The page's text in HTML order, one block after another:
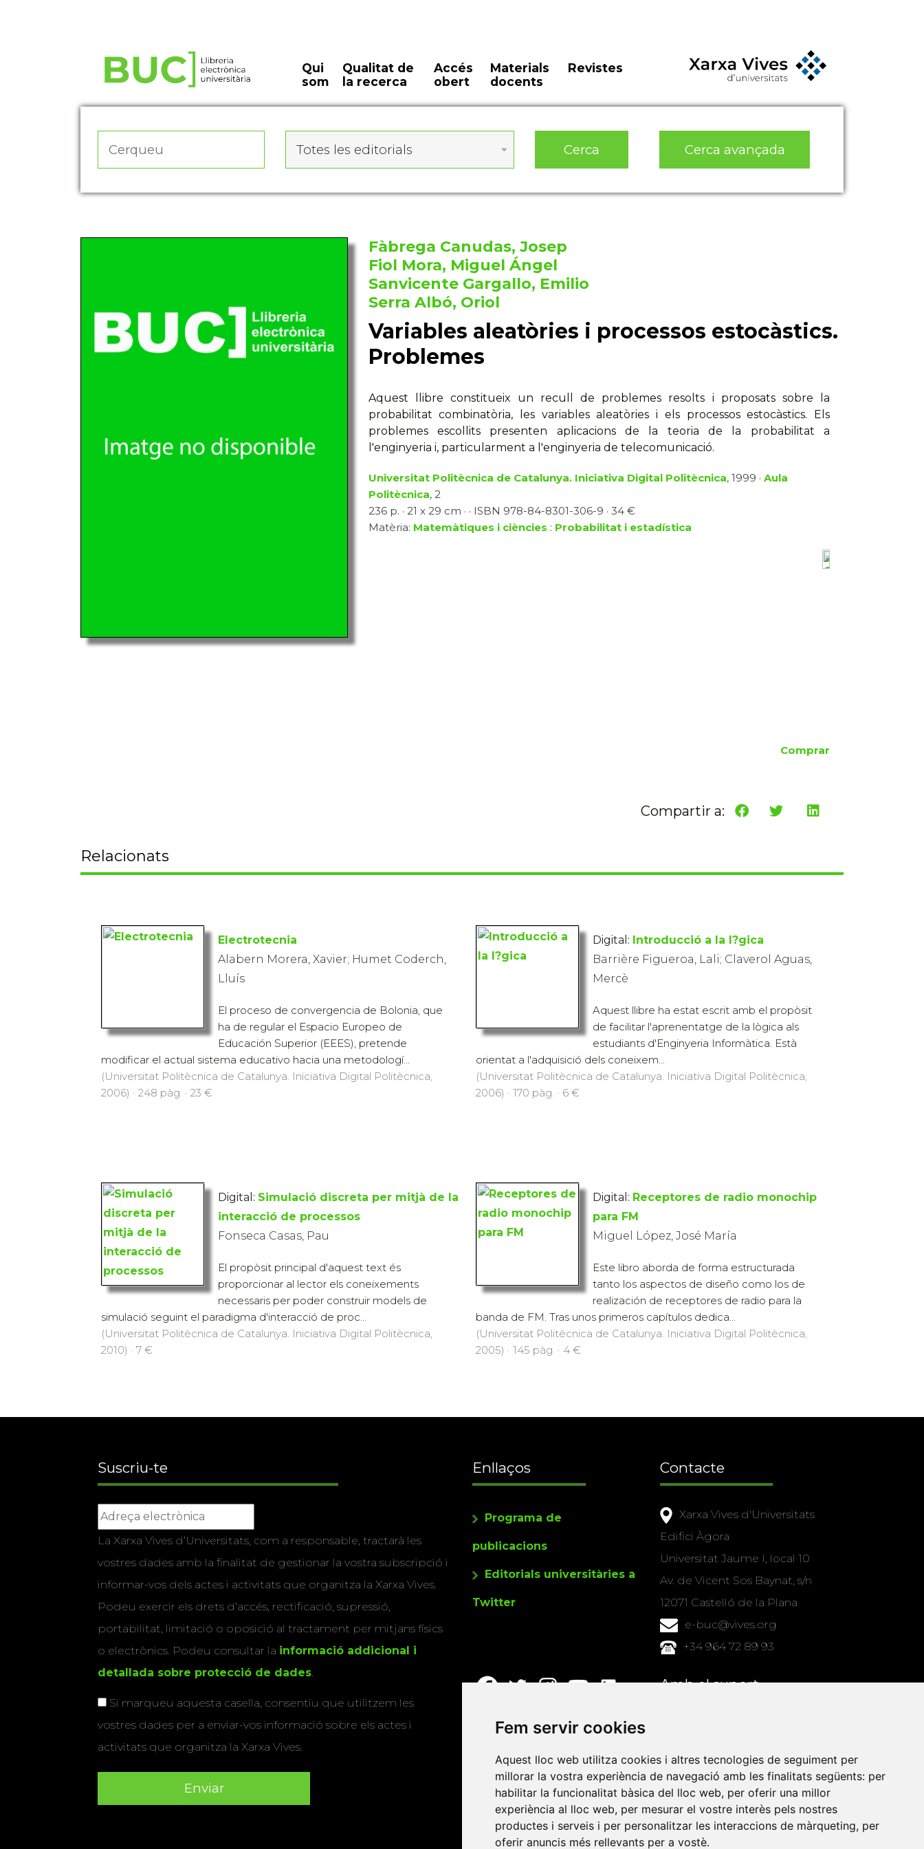
Fem servir cookies
Aquest lloc web utilitza cookies i altres tecnologies de seguiment per
millorar la vostra experiència de navegació amb les finalitats següents: per
habilitar la funcionalitat bàsica del lloc web, per oferir una millor
experiència al lloc web, per mesurar el vostre interès pels nostres
productes i serveis i per personalitzar les interaccions de màrqueting, per
oferir anuncis més rellevants per a vostè.
Qui
som
Qualitat de
la recerca
Accés
obert
Materials
docents
Revistes
Totes les editorials Cerca Cerca avançada
Fàbrega Canudas, Josep
Fiol Mora, Miguel Ángel
Sanvicente Gargallo, Emilio
Serra Albó, Oriol
Variables aleatòries i processos estocàstics.
Problemes
Aquest llibre constitueix un recull de problemes resolts i proposats sobre la
probabilitat combinatòria, les variables aleatòries i els processos estocàstics. Els
problemes escollits presenten aplicacions de la teoria de la probabilitat a
l'enginyeria i, particularment a l'enginyeria de telecomunicació.
Universitat Politècnica de Catalunya. Iniciativa Digital Politècnica, 1999 · Aula
Politècnica, 2
236 p. · 21 x 29 cm · · ISBN 978-84-8301-306-9 · 34 €
Matèria: Matemàtiques i ciències : Probabilitat i estadística
Comprar
Compartir a:
Relacionats
Electrotecnia
Alabern Morera, Xavier; Humet Coderch,
Lluís
El proceso de convergencia de Bolonia, que
ha de regular el Espacio Europeo de
Educación Superior (EEES), pretende
modificar el actual sistema educativo hacia una metodologí...
(Universitat Politècnica de Catalunya. Iniciativa Digital Politècnica,
2006) · 248 pàg. · 23 €
Digital: Introducció a la l?gica
Barrière Figueroa, Lali; Claverol Aguas,
Mercè
Aquest llibre ha estat escrit amb el propòsit
de facilitar l'aprenentatge de la lògica als
estudiants d'Enginyeria Informàtica. Està
orientat a l'adquisició dels coneixem...
(Universitat Politècnica de Catalunya. Iniciativa Digital Politècnica,
2006) · 170 pàg. · 6 €
Digital: Simulació discreta per mitjà de la
interacció de processos
Fonseca Casas, Pau
El propòsit principal d'aquest text és
proporcionar al lector els coneixements
necessaris per poder construir models de
simulació seguint el paradigma d'interacció de proc...
(Universitat Politècnica de Catalunya. Iniciativa Digital Politècnica,
2010) · 7 €
Digital: Receptores de radio monochip
para FM
Miguel López, José María
Este libro aborda de forma estructurada
tanto los aspectos de diseño como los de
realización de receptores de radio para la
banda de FM. Tras unos primeros capítulos dedica...
(Universitat Politècnica de Catalunya. Iniciativa Digital Politècnica,
2005) · 145 pàg. · 4 €
Suscriu-te
La Xarxa Vives d’Universitats, com a responsable, tractarà les
vostres dades amb la finalitat de gestionar la vostra subscripció i
informar-vos dels actes i activitats que organitza la Xarxa Vives.
Podeu exercir els drets d’accés, rectificació, supressió,
portabilitat, limitació o oposició al tractament per mitjans físics
o electrònics. Podeu consultar la informació addicional i
detallada sobre protecció de dades.
Si marqueu aquesta casella, consentiu que utilitzem les
vostres dades per a enviar-vos informació sobre els actes i
activitats que organitza la Xarxa Vives.
Enllaços
Programa de
publicacions
Editorials universitàries a
Twitter
Contacte
Xarxa Vives d'Universitats
Edifici Àgora
Universitat Jaume I, local 10
Av. de Vicent Sos Baynat, s/n
12071 Castelló de la Plana
e-buc@vives.org
+34 964 72 89 93
Amb el suport